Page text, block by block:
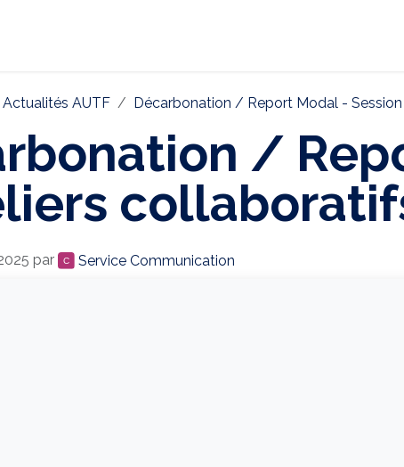
Actualités AUTF Décarbonation / Report Modal -
/
par Service Communication